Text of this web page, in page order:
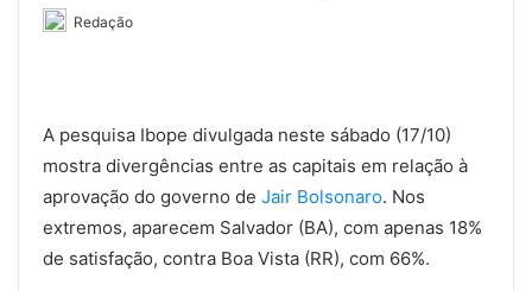
Redação
A pesquisa Ibope divulgada neste sábado (17/10)
mostra divergências entre as capitais em relação à
aprovação do governo de Jair Bolsonaro. Nos
extremos, aparecem Salvador (BA), com apenas 18%
de satisfação, contra Boa Vista (RR), com 66%.